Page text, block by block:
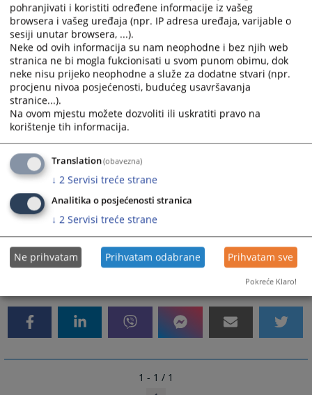
građanima osiguranjem pravednog društva, mora konstantno
pokazivati efikasnost, učinkovitost, javnu odgovornost i naročitu
društvenu osjetljivost. Jedino u takvom okruženju svaki član zajednice
može se osjećati sigurnim, jednakim pred zakonom i uvaženim pred
institucijama, od kojih s punim pravom očekuje izvrsnost u radu i
odnosu prema povjerenom javnom poslu.
Uz brzu i efektivnu pravdu za koju se svakodnevno dosljedno
zalažemo, građanke i građani zaslužuju i punu transparentnost uz
koju će se,
koristeći lako dostupne informacije kao vrijedno javno
dobro koje pripada svima, informirati i pravilno kritički odnositi spram
rezultata institucija. Stoga, s vizijom maksimalno otvorenog pristupa
javnim informacijama, pri kojoj su naše informacione platforme i
procedure široko dostupni servisi koji pravdu čine vidljivom,
upućujem vam izraze najdubljeg poštovanja.
1 - 1 / 1
pohranjivati i koristiti određene informacije iz vašeg
browsera i vašeg uređaja (npr. IP adresa uređaja, varijable o
sesiji unutar browsera, ...).
Neke od ovih informacija su nam neophodne i bez njih web
stranica ne bi mogla fukcionisati u svom punom obimu, dok
neke nisu prijeko neophodne a služe za dodatne stvari (npr.
procjenu nivoa posjećenosti, budućeg usavršavanja
stranice...).
Na ovom mjestu možete dozvoliti ili uskratiti pravo na
korištenje tih informacija.
Translation(obavezna)
↓ 2 Servisi treće strane
Analitika o posjećenosti stranica
↓ 2 Servisi treće strane
Ne prihvatam Prihvatam odabrane Prihvatam sve
Pokreće Klaro!